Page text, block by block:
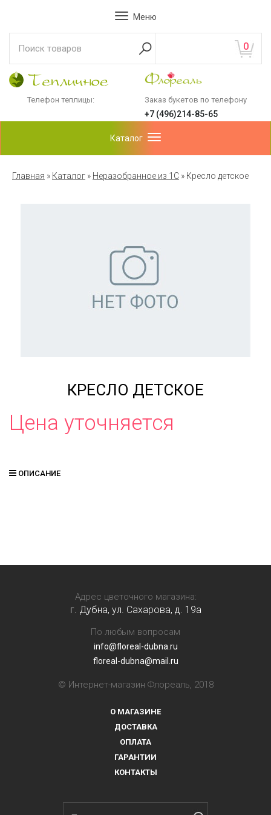
Меню
0
Телефон теплицы: Заказ букетов по телефону
+7 (496)214-85-65
Каталог
Главная » Каталог » Неразобранное из 1С » Кресло детское
КРЕСЛО ДЕТСКОЕ
Цена уточняется
ОПИСАНИЕ
Адрес цветочного магазина:
г. Дубна, ул. Сахарова, д. 19a
По любым вопросам
info@floreal-dubna.ru
floreal-dubna@mail.ru
© Интернет-магазин Флореаль, 2018
О МАГАЗИНЕ
ДОСТАВКА
ОПЛАТА
ГАРАНТИИ
КОНТАКТЫ